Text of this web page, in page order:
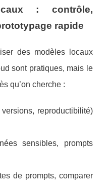
: contrôle,
rapide
des modèles locaux
sont pratiques, mais le
qu’on cherche :
versions, reproductibilité)
sensibles, prompts
de prompts, comparer